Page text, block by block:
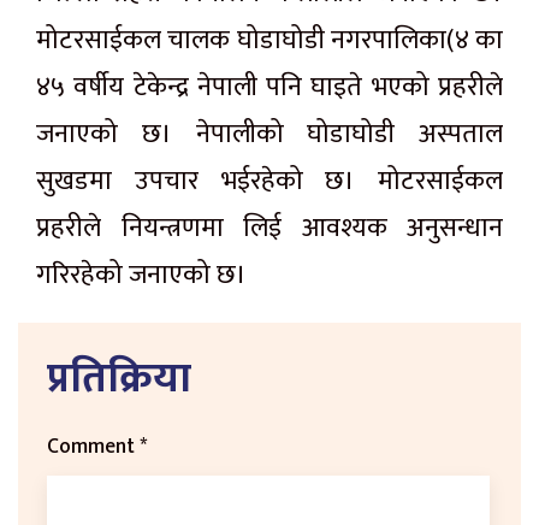
मोटरसाईकल चालक घोडाघोडी नगरपालिका(४ का
४५ वर्षीय टेकेन्द्र नेपाली पनि घाइते भएको प्रहरीले
जनाएको छ। नेपालीको घोडाघोडी अस्पताल
सुखडमा उपचार भईरहेको छ। मोटरसाईकल
प्रहरीले नियन्त्रणमा लिई आवश्यक अनुसन्धान
गरिरहेको जनाएको छ।
प्रतिक्रिया
Comment*